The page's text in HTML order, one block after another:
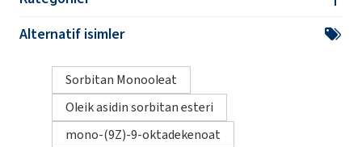
Alternatif isimler
Sorbitan Monooleat
Oleik asidin sorbitan esteri
mono-(9Z)-9-oktadekenoat